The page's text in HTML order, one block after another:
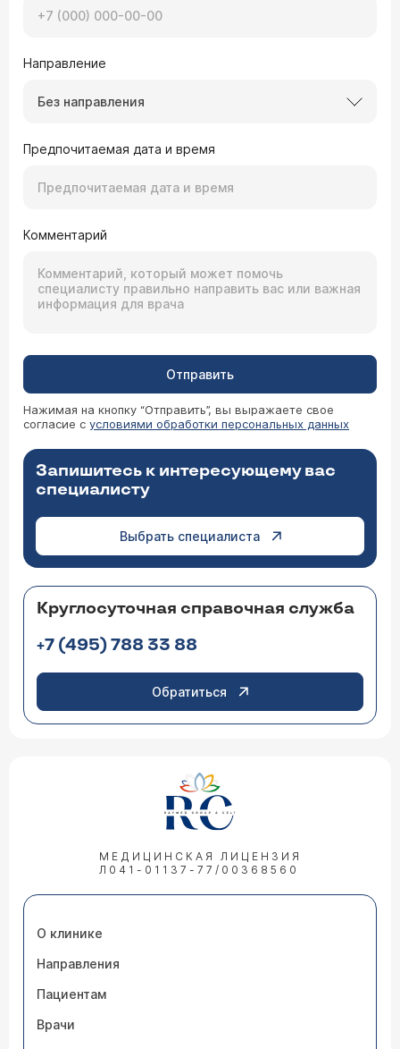
Направление
Без направления
Предпочитаемая дата и время
Комментарий
Отправить
Нажимая на кнопку “Отправить”, вы выражаете свое
согласие с условиями обработки персональных данных
Запишитесь к интересующему вас
специалисту
Выбрать специалиста
Круглосуточная справочная служба
+7 (495) 788 33 88
Обратиться
МЕДИЦИНСКАЯ ЛИЦЕНЗИЯ
Л041-01137-77/00368560
О клинике
Направления
Пациентам
Врачи